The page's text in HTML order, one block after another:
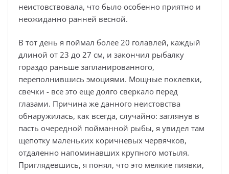
неистовствовала, что было особенно приятно и
неожиданно ранней весной.
В тот день я поймал более 20 голавлей, каждый
длиной от 23 до 27 см, и закончил рыбалку
гораздо раньше запланированного,
переполнившись эмоциями. Мощные поклевки,
свечки - все это еще долго сверкало перед
глазами. Причина же данного неистовства
обнаружилась, как всегда, случайно: заглянув в
пасть очередной пойманной рыбы, я увидел там
щепотку маленьких коричневых червячков,
отдаленно напоминавших крупного мотыля.
Приглядевшись, я понял, что это мелкие пиявки,